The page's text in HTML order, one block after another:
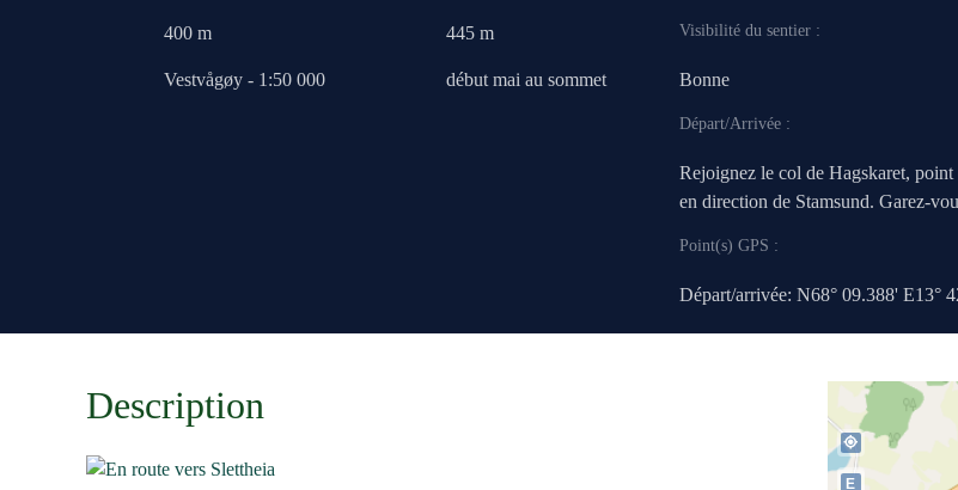
400 m 445 m
Vestvågøy - 1:50 000 début mai au sommet
Visibilité du sentier :
Bonne
Départ/Arrivée :
Rejoignez le col de Hagskaret,
en direction de Stamsund. Garez-
Point(s) GPS :
Départ/arrivée: N68° 09.388' E13°
Description
E
my_location